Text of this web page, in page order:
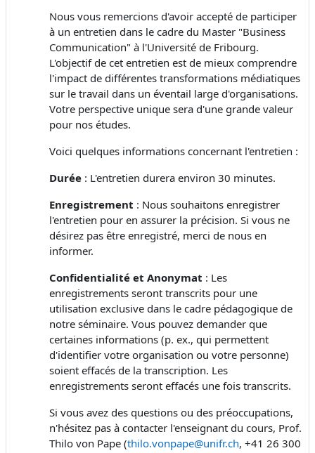
Nous vous remercions d'avoir accepté de participer
à un entretien dans le cadre du Master "Business
Communication" à l'Université de Fribourg.
L'objectif de cet entretien est de mieux comprendre
l'impact de différentes transformations médiatiques
sur le travail dans un éventail large d'organisations.
Votre perspective unique sera d'une grande valeur
pour nos études.
Voici quelques informations concernant l'entretien :
Durée : L'entretien durera environ 30 minutes.
Enregistrement : Nous souhaitons enregistrer
l'entretien pour en assurer la précision. Si vous ne
désirez pas être enregistré, merci de nous en
informer.
Confidentialité et Anonymat : Les
enregistrements seront transcrits pour une
utilisation exclusive dans le cadre pédagogique de
notre séminaire. Vous pouvez demander que
certaines informations (p. ex., qui permettent
d'identifier votre organisation ou votre personne)
soient effacés de la transcription. Les
enregistrements seront effacés une fois transcrits.
Si vous avez des questions ou des préoccupations,
n'hésitez pas à contacter l'enseignant du cours, Prof.
Thilo von Pape (thilo.vonpape@unifr.ch, +41 26 300